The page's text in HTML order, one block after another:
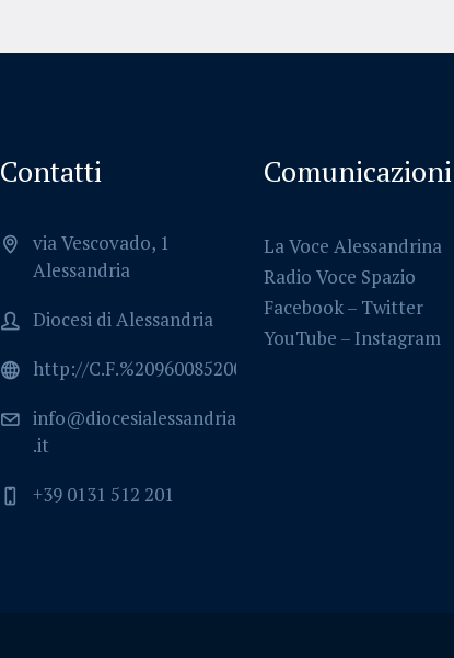
Contatti
via Vescovado, 1
Alessandria
Diocesi di Alessandria
http://C.F.%2096008520064
info@diocesialessandria
.it
+39 0131 512 201
Comunicazioni
La Voce Alessandrina
Radio Voce Spazio
Facebook– Twitter
YouTube – Instagram